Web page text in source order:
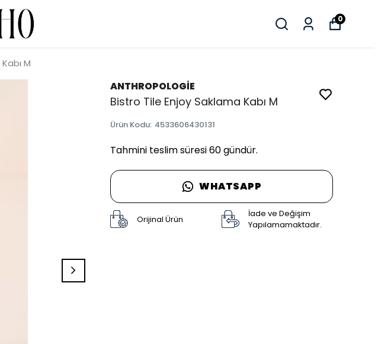
0
M
ANTHROPOLOGİE
Bistro Tile Enjoy Saklama Kabı M
Ürün Kodu: 4533606430131
Tahmini teslim süresi 60 gündür.
WHATSAPP
Orijinal Ürün
İade ve Değişim
Yapılamamaktadır.